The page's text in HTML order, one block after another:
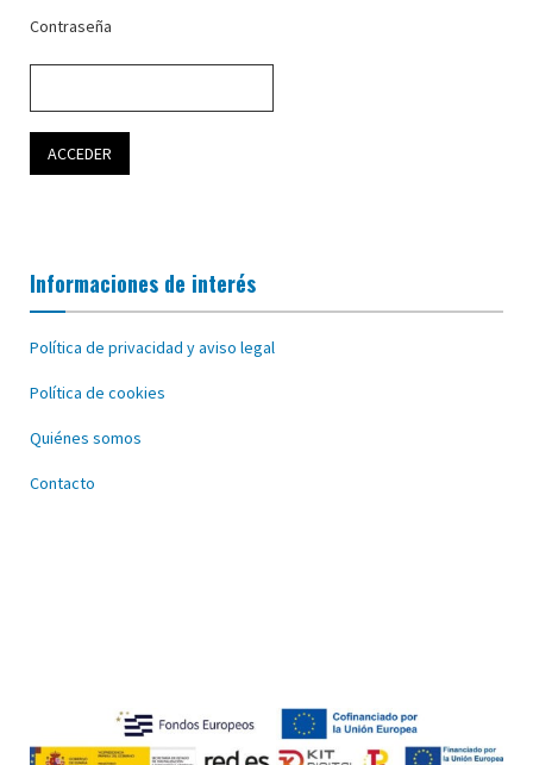
Contraseña
Informaciones de interés
Política de privacidad y aviso legal
Política de cookies
Quiénes somos
Contacto